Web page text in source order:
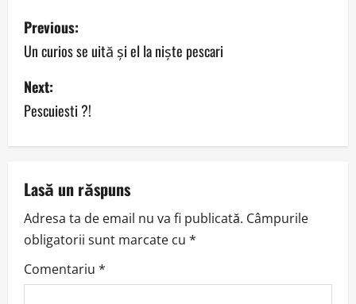
P
o
s
t
n
a
v
i
g
Previous:
Un curios se uită şi el la nişte pescari
Next:
Pescuiesti ?!
Lasă un răspuns
Adresa ta de email nu va fi publicată. Câmpurile
obligatorii sunt marcate cu *
Comentariu *